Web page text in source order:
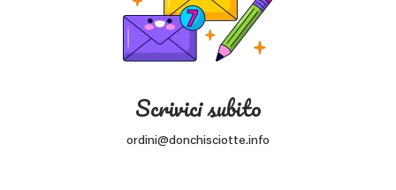
Scrivici subito
ordini@donchisciotte.info